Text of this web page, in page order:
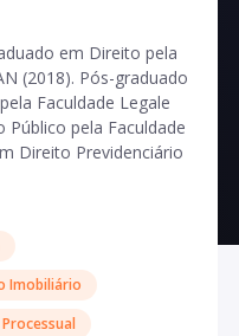
Imobiliário
em Direito pela
(2018). Pós-graduado
Faculdade Legale
pela Faculdade
Direito Previdenciário
Legale. Membro
da 116ª
de São Paulo -
de Advocacia DG